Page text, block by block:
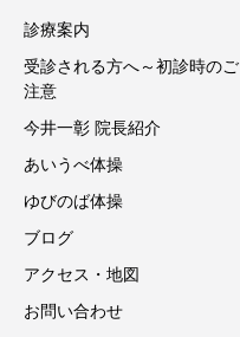
診療案内
受診される方へ～初診時のご
注意
今井一彰 院長紹介
あいうべ体操
ゆびのば体操
ブログ
アクセス・地図
お問い合わせ